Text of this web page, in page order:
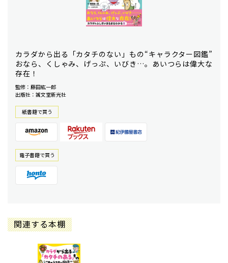
カラダから出る「カタチのない」もの“キャラクター図鑑”
おなら、くしゃみ、げっぷ、いびき…。あいつらは偉大な
存在！
監修：藤田紘一郎
出版社：誠文堂新光社
紙書籍で買う
電⼦書籍で買う
関連する本棚